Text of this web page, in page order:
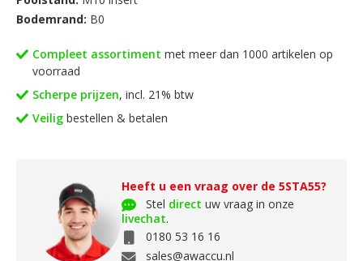
Bodemrand: B0
Compleet assortiment met meer dan 1000 artikelen op
voorraad
Scherpe prijzen, incl. 21% btw
Veilig bestellen & betalen
Heeft u een vraag over de 5STA55?
Stel direct uw vraag in onze
livechat.
0180 53 16 16
sales@awaccu.nl